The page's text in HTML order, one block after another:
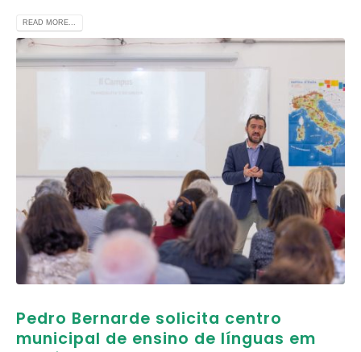
READ MORE...
Pedro Bernarde solicita centro
municipal de ensino de línguas em